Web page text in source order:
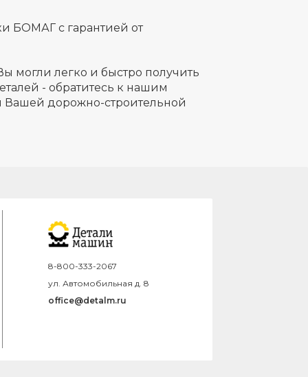
БОМАГ с гарантией от
могли легко и быстро получить
- обратитесь к нашим
Вашей дорожно-строительной
8-800-333-2067
ул. Автомобильная д. 8
office@detalm.ru